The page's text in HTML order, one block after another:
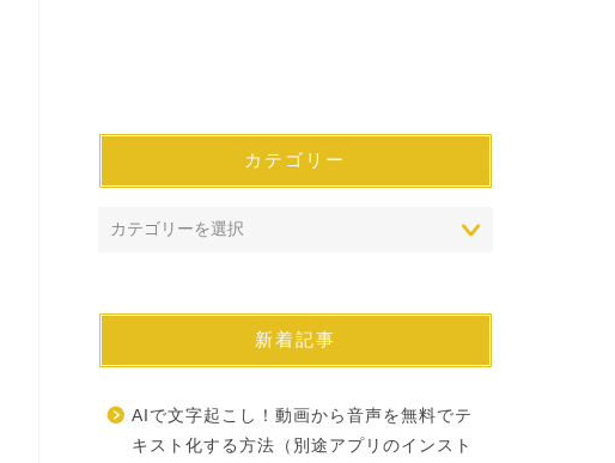
カテゴリー
新着記事
AIで文字起こし！動画から音声を無料でテ
キスト化する方法（別途アプリのインスト